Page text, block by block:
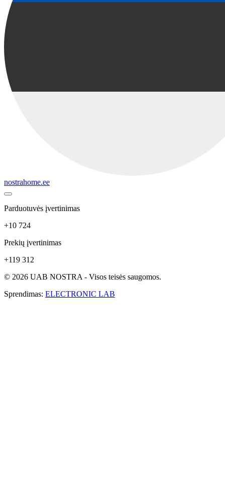
nostrahome.ee
Parduotuvės įvertinimas
+10 724
Prekių įvertinimas
+119 312
© 2026 UAB NOSTRA - Visos teisės saugomos.
Sprendimas: ELECTRONIC LAB